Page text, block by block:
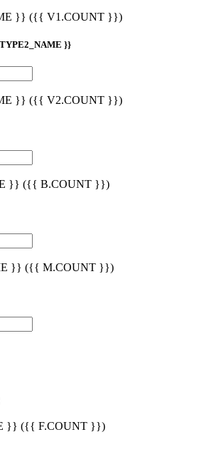
}} ({{ V1.COUNT }})
}}
}} ({{ V2.COUNT }})
}} ({{ B.COUNT }})
}} ({{ M.COUNT }})
}} ({{ F.COUNT }})